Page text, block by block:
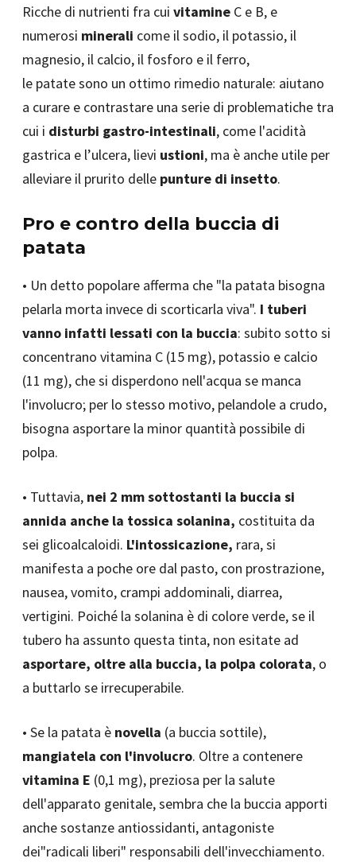
Ricche di nutrienti fra cui vitamine C e B, e
numerosi minerali come il sodio, il potassio, il
magnesio, il calcio, il fosforo e il ferro,
le patate sono un ottimo rimedio naturale: aiutano
a curare e contrastare una serie di problematiche tra
cui i disturbi gastro-intestinali, come l'acidità
gastrica e l’ulcera, lievi ustioni, ma è anche utile per
alleviare il prurito delle punture di insetto.
Pro e contro della buccia di
patata
• Un detto popolare afferma che "la patata bisogna
pelarla morta invece di scorticarla viva". I tuberi
vanno infatti lessati con la buccia: subito sotto si
concentrano vitamina C (15 mg), potassio e calcio
(11 mg), che si disperdono nell'acqua se manca
l'involucro; per lo stesso motivo, pelandole a crudo,
bisogna asportare la minor quantità possibile di
polpa.
• Tuttavia, nei 2 mm sottostanti la buccia si
annida anche la tossica solanina, costituita da
sei glicoalcaloidi. L'intossicazione, rara, si
manifesta a poche ore dal pasto, con prostrazione,
nausea, vomito, crampi addominali, diarrea,
vertigini. Poiché la solanina è di colore verde, se il
tubero ha assunto questa tinta, non esitate ad
asportare, oltre alla buccia, la polpa colorata, o
a buttarlo se irrecuperabile.
• Se la patata è novella (a buccia sottile),
mangiatela con l'involucro. Oltre a contenere
vitamina E (0,1 mg), preziosa per la salute
dell'apparato genitale, sembra che la buccia apporti
anche sostanze antiossidanti, antagoniste
dei"radicali liberi" responsabili dell'invecchiamento.